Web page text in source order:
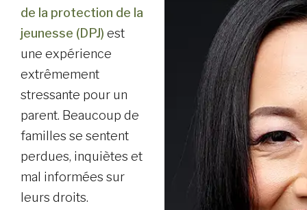
de la protection de la
jeunesse (DPJ) est
une expérience
extrêmement
stressante pour un
parent. Beaucoup de
familles se sentent
perdues, inquiètes et
mal informées sur
leurs droits.